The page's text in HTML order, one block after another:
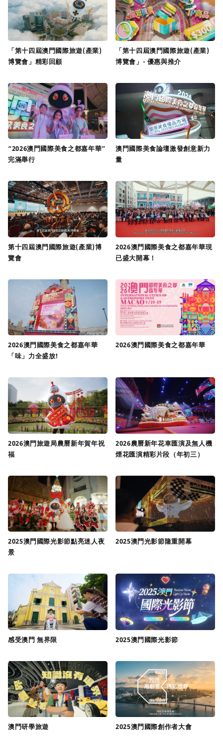
「第十四屆澳門國際旅遊(產業)
博覽會」精彩回顧
「第十四屆澳門國際旅遊(產業)
博覽會」- 優惠與推介
“2026澳門國際美食之都嘉年華”
完滿舉行
澳門國際美食論壇激發創意新力
量
第十四屆澳門國際旅遊(產業)博
覽會
2026澳門國際美食之都嘉年華現
已盛大開幕！
2026澳門國際美食之都嘉年華
「味」力全盛放!
2026澳門國際美食之都嘉年華
2026澳門旅遊局農曆新年賀年祝
福
2026農曆新年花車匯演及無人機
煙花匯演精彩片段（年初三）
2025澳門國際光影節點亮迷人夜
景
2025澳門光影節隆重開幕
感受澳門 無界限 2025澳門國際光影節
澳門研學旅遊 2025澳門國際創作者大會